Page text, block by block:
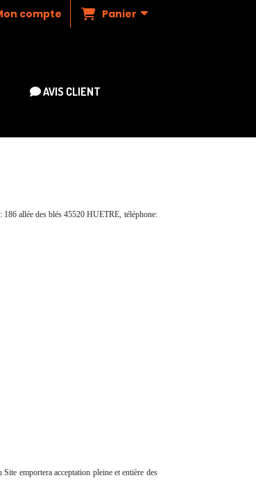
compte Panier
AVIS CLIENT
allée des blés 45520 HUETRE, téléphone:
emportera acceptation pleine et entière des